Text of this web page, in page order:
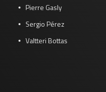
Pierre Gasly
Sergio Pérez
Valtteri Bottas